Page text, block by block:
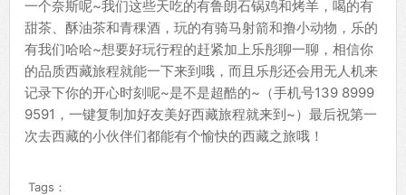
一个奈斯呢~我们这些天吃的有鲁朗石锅鸡和烤羊，喝的有
甜茶、酥油茶和青稞酒，玩的有骑马射箭和撸小动物，乐的
有我们哈哈~想要好玩行程的赶紧加上乐彤聊一聊，相信你
的品质西藏旅程就能一下来到哦，而且乐彤还会用无人机来
记录下你的开心时刻呢~是不是超酷的~（手机号139 8999
9591，一键复制加好友美好西藏旅程就来到~）最后祝第一
次去西藏的小伙伴们都能有个愉快的西藏之旅哦！
Tags：